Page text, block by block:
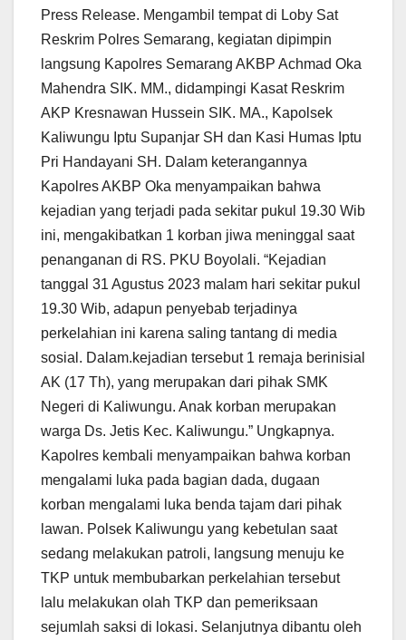
Press Release. Mengambil tempat di Loby Sat
Reskrim Polres Semarang, kegiatan dipimpin
langsung Kapolres Semarang AKBP Achmad Oka
Mahendra SIK. MM., didampingi Kasat Reskrim
AKP Kresnawan Hussein SIK. MA., Kapolsek
Kaliwungu Iptu Supanjar SH dan Kasi Humas Iptu
Pri Handayani SH. Dalam keterangannya
Kapolres AKBP Oka menyampaikan bahwa
kejadian yang terjadi pada sekitar pukul 19.30 Wib
ini, mengakibatkan 1 korban jiwa meninggal saat
penanganan di RS. PKU Boyolali. “Kejadian
tanggal 31 Agustus 2023 malam hari sekitar pukul
19.30 Wib, adapun penyebab terjadinya
perkelahian ini karena saling tantang di media
sosial. Dalam.kejadian tersebut 1 remaja berinisial
AK (17 Th), yang merupakan dari pihak SMK
Negeri di Kaliwungu. Anak korban merupakan
warga Ds. Jetis Kec. Kaliwungu.” Ungkapnya.
Kapolres kembali menyampaikan bahwa korban
mengalami luka pada bagian dada, dugaan
korban mengalami luka benda tajam dari pihak
lawan. Polsek Kaliwungu yang kebetulan saat
sedang melakukan patroli, langsung menuju ke
TKP untuk membubarkan perkelahian tersebut
lalu melakukan olah TKP dan pemeriksaan
sejumlah saksi di lokasi. Selanjutnya dibantu oleh